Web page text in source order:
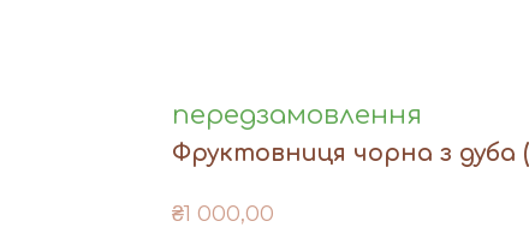
передзамовлення
Фруктовниця чорна з дуба
₴1 000,00